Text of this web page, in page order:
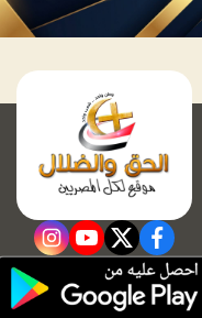
facebook
twitter
youtube